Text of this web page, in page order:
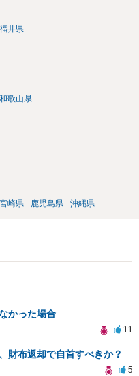
福井県
和歌山県
宮崎県 鹿児島県 沖縄県
かった場合
11
財布返却で自首すべきか？
5